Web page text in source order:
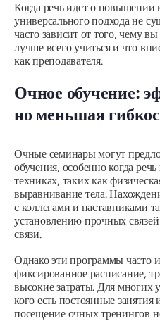
Когда речь идет о повышении
универсального подхода не
часто зависит от того, чему
лучше всего учиться и что
как преподавателя.
Очное обучение:
но меньшая
Очные семинары могут
обучения, особенно когда
техниках, таких как
выравнивание тела.
с коллегами и наставниками
установлению прочных
связи.
Однако эти программы
фиксированное расписание,
высокие затраты. Для многих
кого есть постоянные
посещение очных тренингов